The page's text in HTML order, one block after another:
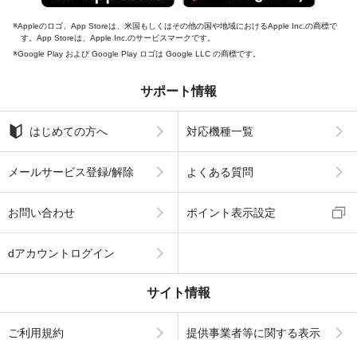
Appleのロゴ、App Storeは、米国もしくはその他の国や地域におけるApple Inc.の商標で
す。App Storeは、Apple Inc.のサービスマークです。
Google Play および Google Play ロゴは Google LLC の商標です。
サポート情報
はじめての方へ 対応機種一覧
メールサービス登録/解除 よくある質問
お問い合わせ ポイント表示設定
dアカウントログイン
サイト情報
ご利用規約 提供事業者等に関する表示